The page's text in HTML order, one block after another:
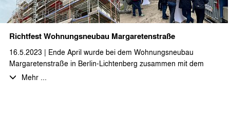
Richtfest Wohnungsneubau Margaretenstraße
16.5.2023 | Ende April wurde bei dem Wohnungsneubau
Margaretenstraße in Berlin-Lichtenberg zusammen mit dem
Bauherrn, sowie den am Bau beteiligten Firmen und
Mehr ...